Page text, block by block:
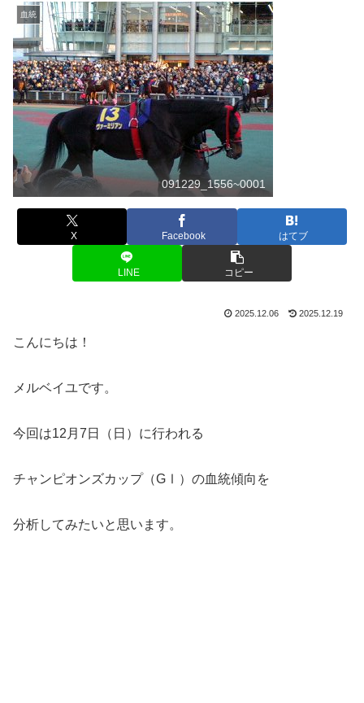
血統
091229_1556~0001
X Facebook はてブ
LINE コピー
2025.12.06 2025.12.19
こんにちは！
メルベイユです。
今回は12月7日（日）に行われる
チャンピオンズカップ（GⅠ）の血統傾向を
分析してみたいと思います。